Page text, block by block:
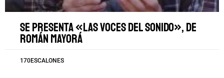
Se presenta «Las voces del sonido», de
Román Mayorá
170ESCALONES